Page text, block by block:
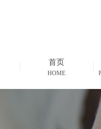
首页
HOME